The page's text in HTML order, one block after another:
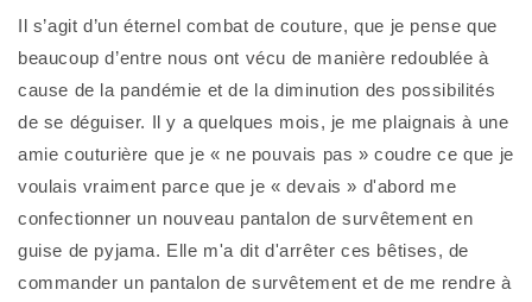
Il s’agit d’un éternel combat de couture, que je pense que
beaucoup d’entre nous ont vécu de manière redoublée à
cause de la pandémie et de la diminution des possibilités
de se déguiser. Il y a quelques mois, je me plaignais à une
amie couturière que je « ne pouvais pas » coudre ce que je
voulais vraiment parce que je « devais » d'abord me
confectionner un nouveau pantalon de survêtement en
guise de pyjama. Elle m'a dit d'arrêter ces bêtises, de
commander un pantalon de survêtement et de me rendre à